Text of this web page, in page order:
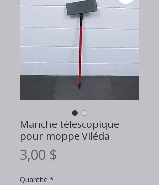
Manche télescopique
pour moppe Viléda
3,00 $
Quantité *